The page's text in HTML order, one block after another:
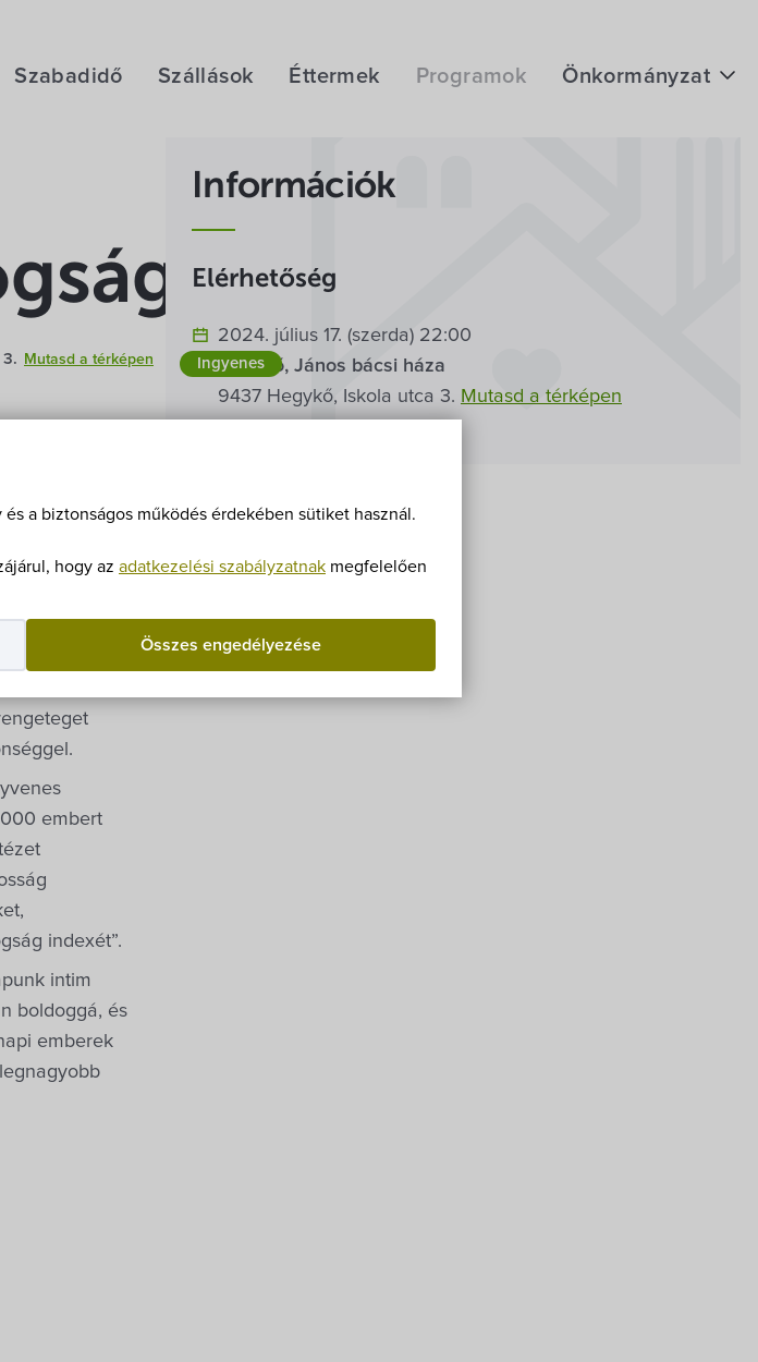
a biztonságos működés érdekében sütiket használ.
hogy az adatkezelési szabályzatnak megfelelően
Összes engedélyezése
Szabadidő Szállások Éttermek Programok Önkormányzat
Közoktatási Intézmények
ügynöke
3. Mutasd a térképen Ingyenes Film Szabadtéri
embert
indexét”.
intim
boldoggá, és
emberek
Információk
Elérhetőség
2024. július 17. (szerda) 22:00
Hegykő, János bácsi háza
9437 Hegykő, Iskola utca 3. Mutasd a térképen